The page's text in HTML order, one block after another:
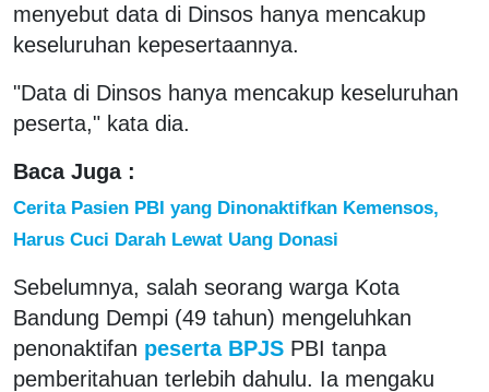
menyebut data di Dinsos hanya mencakup
keseluruhan kepesertaannya.
"Data di Dinsos hanya mencakup keseluruhan
peserta," kata dia.
Baca Juga :
Cerita Pasien PBI yang Dinonaktifkan Kemensos,
Harus Cuci Darah Lewat Uang Donasi
Sebelumnya, salah seorang warga Kota
Bandung Dempi (49 tahun) mengeluhkan
penonaktifan peserta BPJS PBI tanpa
pemberitahuan terlebih dahulu. Ia mengaku